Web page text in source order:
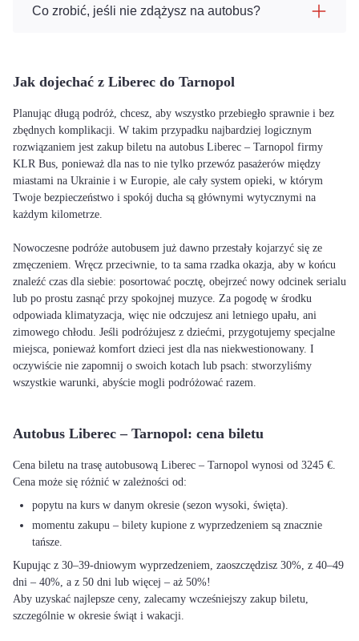
Co zrobić, jeśli nie zdążysz na autobus?
Jak dojechać z Liberec do Tarnopol
Planując długą podróż, chcesz, aby wszystko przebiegło sprawnie i bez
zbędnych komplikacji. W takim przypadku najbardziej logicznym
rozwiązaniem jest zakup biletu na autobus Liberec – Tarnopol firmy
KLR Bus, ponieważ dla nas to nie tylko przewóz pasażerów między
miastami na Ukrainie i w Europie, ale cały system opieki, w którym
Twoje bezpieczeństwo i spokój ducha są głównymi wytycznymi na
każdym kilometrze.
Nowoczesne podróże autobusem już dawno przestały kojarzyć się ze
zmęczeniem. Wręcz przeciwnie, to ta sama rzadka okazja, aby w końcu
znaleźć czas dla siebie: posortować pocztę, obejrzeć nowy odcinek serialu
lub po prostu zasnąć przy spokojnej muzyce. Za pogodę w środku
odpowiada klimatyzacja, więc nie odczujesz ani letniego upału, ani
zimowego chłodu. Jeśli podróżujesz z dziećmi, przygotujemy specjalne
miejsca, ponieważ komfort dzieci jest dla nas niekwestionowany. I
oczywiście nie zapomnij o swoich kotach lub psach: stworzyliśmy
wszystkie warunki, abyście mogli podróżować razem.
Autobus Liberec – Tarnopol: cena biletu
Cena biletu na trasę autobusową Liberec – Tarnopol wynosi od 3245 €.
Cena może się różnić w zależności od:
popytu na kurs w danym okresie (sezon wysoki, święta).
momentu zakupu – bilety kupione z wyprzedzeniem są znacznie
tańsze.
Kupując z 30–39-dniowym wyprzedzeniem, zaoszczędzisz 30%, z 40–49
dni – 40%, a z 50 dni lub więcej – aż 50%!
Aby uzyskać najlepsze ceny, zalecamy wcześniejszy zakup biletu,
szczególnie w okresie świąt i wakacji.